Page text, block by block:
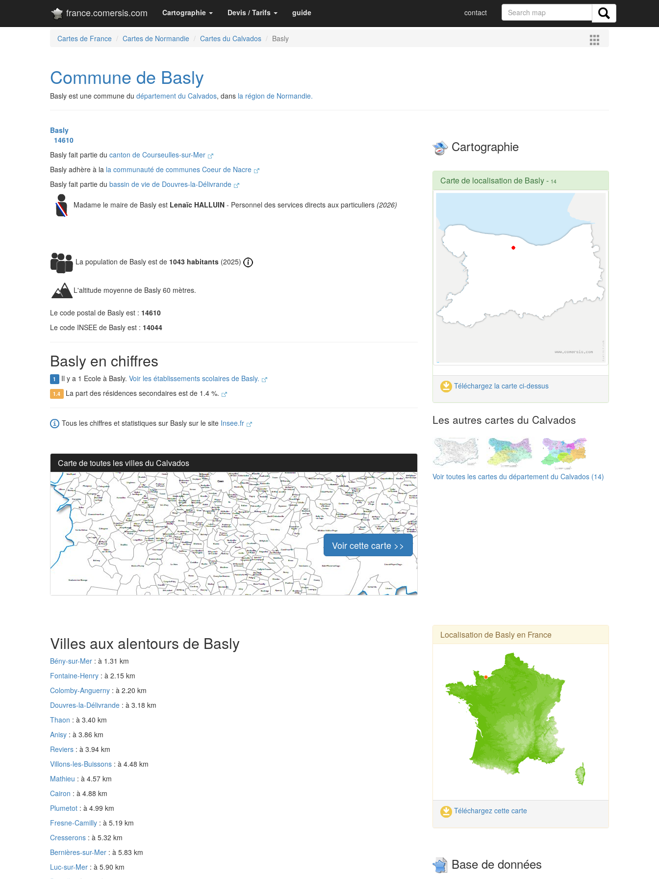
france.comersis.com Cartographie Devis / Tarifs guide contact
Cartes de France Cartes de Normandie Cartes du Calvados Basly
Commune de Basly
Basly est une commune du département du Calvados, dans la région de Normandie.
Basly
14610
Basly fait partie du canton de Courseulles-sur-Mer
Basly adhère à la la communauté de communes Coeur de Nacre
Basly fait partie du bassin de vie de Douvres-la-Délivrande
Madame le maire de Basly est Lenaïc HALLUIN - Personnel des services directs aux particuliers (2026)
La population de Basly est de 1043 habitants (2025)
L'altitude moyenne de Basly 60 mètres.
Le code postal de Basly est : 14610
Le code INSEE de Basly est : 14044
Basly en chiffres
1 Il y a 1 Ecole à Basly. Voir les établissements scolaires de Basly.
1.4 La part des résidences secondaires est de 1.4 %.
Tous les chiffres et statistiques sur Basly sur le site Insee.fr
Carte de toutes les villes du Calvados
Voir cette carte >>
Cartographie
Carte de localisation de Basly- 14
Téléchargez la carte ci-dessus
Les autres cartes du Calvados
Voir toutes les cartes du département du Calvados (14)
Villes aux alentours de Basly
Bény-sur-Mer : à 1.31 km
Fontaine-Henry : à 2.15 km
Colomby-Anguerny : à 2.20 km
Douvres-la-Délivrande : à 3.18 km
Thaon : à 3.40 km
Anisy : à 3.86 km
Reviers : à 3.94 km
Villons-les-Buissons : à 4.48 km
Mathieu : à 4.57 km
Cairon : à 4.88 km
Plumetot : à 4.99 km
Fresne-Camilly : à 5.19 km
Cresserons : à 5.32 km
Bernières-sur-Mer : à 5.83 km
Luc-sur-Mer : à 5.90 km
Localisation de Basly en France
Téléchargez cette carte
Base de données